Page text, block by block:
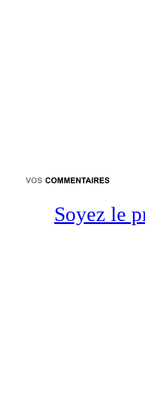
Soyez le